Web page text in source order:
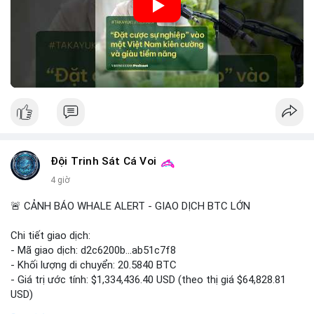
quan và sự bất định về pháp lý tại Mỹ.
• Hành động: Cẩn trọng với các lệnh đòn bẩy cao; theo dõi sát
biến động kinh tế vĩ mô Mỹ.
📊 Nguồn: Radar Tâm Lý Thị Trường
Nguồn: VIETSUCCESS
Đội Trinh Sát Cá Voi
4 giờ
🚨 CẢNH BÁO WHALE ALERT - GIAO DỊCH BTC LỚN
Chi tiết giao dịch:
- Mã giao dịch: d2c6200b...ab51c7f8
- Khối lượng di chuyển: 20.5840 BTC
- Giá trị ước tính: $1,334,436.40 USD (theo thị giá $64,828.81
USD)